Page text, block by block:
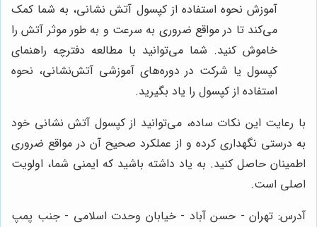
آموزش نحوه استفاده از کپسول آتش نشانی، به شما کمک
می‌کند تا در مواقع ضروری به سرعت و به طور موثر آتش را
خاموش کنید. شما می‌توانید با مطالعه دفترچه راهنمای
کپسول یا شرکت در دوره‌های آموزشی آتش‌نشانی، نحوه
استفاده از کپسول را یاد بگیرید.
با رعایت این نکات ساده، می‌توانید از کپسول آتش نشانی خود
به درستی نگهداری کرده و از عملکرد صحیح آن در مواقع ضروری
اطمینان حاصل کنید. به یاد داشته باشید که ایمنی شما، اولویت
اصلی است.
آدرس: تهران - حسن آباد - خیابان وحدت اسلامی - جنب پمپ